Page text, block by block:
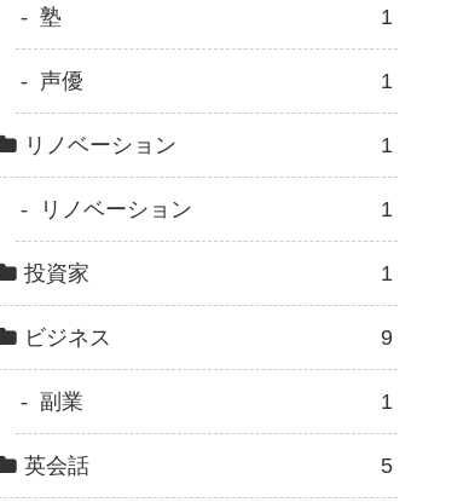
塾 1
声優 1
リノベーション 1
リノベーション 1
投資家 1
ビジネス 9
副業 1
英会話 5